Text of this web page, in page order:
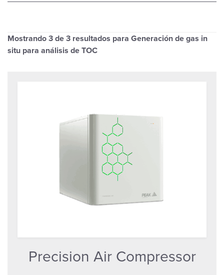
Mostrando 3 de 3 resultados para Generación de gas in
situ para análisis de TOC
Precision Air Compressor